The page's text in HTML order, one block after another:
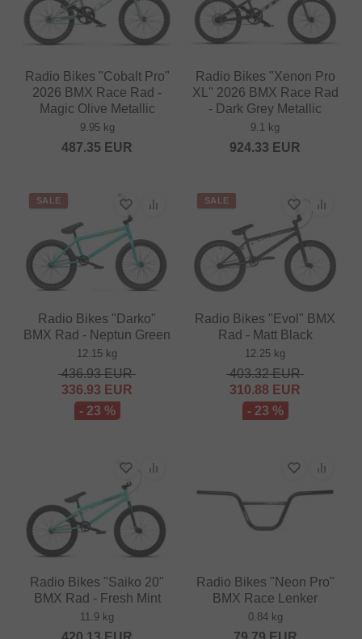
Radio Bikes "Cobalt Pro"
2026 BMX Race Rad -
Magic Olive Metallic
9.95 kg
487.35 EUR
Radio Bikes "Xenon Pro
XL" 2026 BMX Race Rad
- Dark Grey Metallic
9.1 kg
924.33 EUR
SALE
Radio Bikes "Darko"
BMX Rad - Neptun Green
12.15 kg
436.93EUR
336.93 EUR
- 23 %
SALE
Radio Bikes "Evol" BMX
Rad - Matt Black
12.25 kg
403.32EUR
310.88 EUR
- 23 %
Radio Bikes "Saiko 20"
BMX Rad - Fresh Mint
11.9 kg
Radio Bikes "Neon Pro"
BMX Race Lenker
0.84 kg